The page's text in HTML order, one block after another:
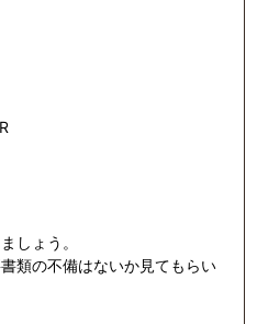
しょう。
類の不備はないか見てもらい